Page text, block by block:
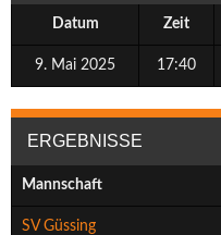
Datum Zeit
9. Mai 2025 17:40
ERGEBNISSE
Mannschaft
SV Güssing